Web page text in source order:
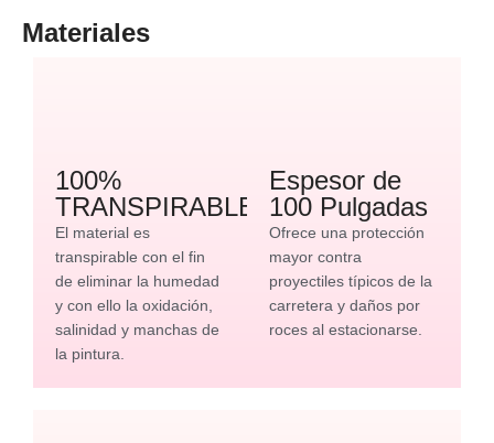
Materiales
100%
TRANSPIRABLE
El material es
transpirable con el fin
de eliminar la humedad
y con ello la oxidación,
salinidad y manchas de
la pintura.
Espesor de
100 Pulgadas
Ofrece una protección
mayor contra
proyectiles típicos de la
carretera y daños por
roces al estacionarse.